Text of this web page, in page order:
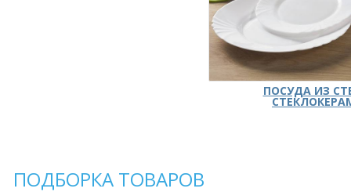
ПОСУДА ИЗ
ПОДБОРКА ТОВАРОВ